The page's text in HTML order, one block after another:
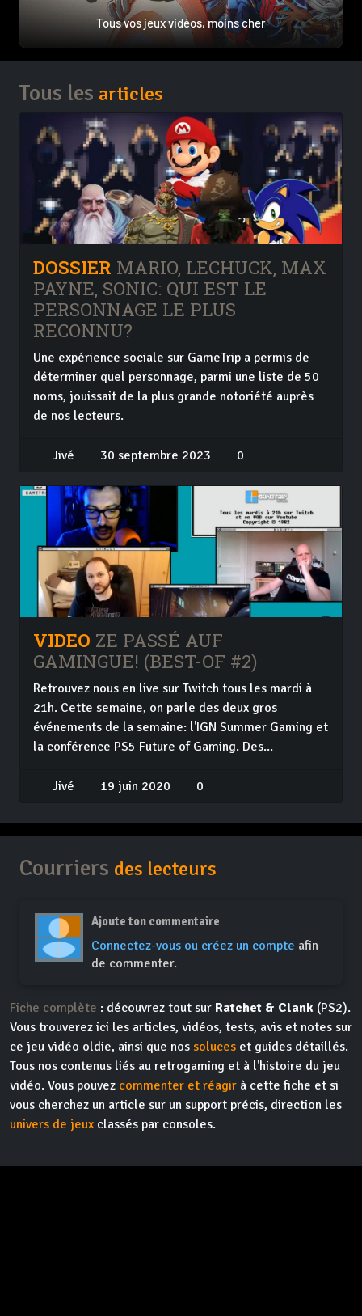
Tous vos jeux vidéos, moins cher
Tous les articles
DOSSIER MARIO, LECHUCK, MAX
PAYNE, SONIC: QUI EST LE
PERSONNAGE LE PLUS
RECONNU?
Une expérience sociale sur GameTrip a permis de
déterminer quel personnage, parmi une liste de 50
noms, jouissait de la plus grande notoriété auprès
de nos lecteurs.
Jivé 30 septembre 2023 0
VIDEO ZE PASSÉ AUF
GAMINGUE! (BEST-OF #2)
Retrouvez nous en live sur Twitch tous les mardi à
21h. Cette semaine, on parle des deux gros
événements de la semaine: l'IGN Summer Gaming et
la conférence PS5 Future of Gaming. Des...
Jivé 19 juin 2020 0
Courriers des lecteurs
Ajoute ton commentaire
Connectez-vous ou créez un compte afin
de commenter.
Fiche complète : découvrez tout sur Ratchet & Clank (PS2).
Vous trouverez ici les articles, vidéos, tests, avis et notes sur
ce jeu vidéo oldie, ainsi que nos soluces et guides détaillés.
Tous nos contenus liés au retrogaming et à l'histoire du jeu
vidéo. Vous pouvez commenter et réagir à cette fiche et si
vous cherchez un article sur un support précis, direction les
univers de jeux classés par consoles.